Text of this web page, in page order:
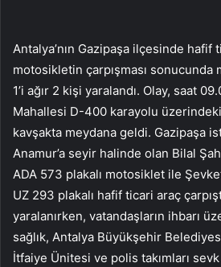
Antalya’nın Gazipaşa ilçesinde hafif
motosikletin çarpışması sonucunda
1’i ağır 2 kişi yaralandı. Olay, saat
Mahallesi D-400 karayolu
kavşakta meydana geldi. Gazipaşa
Anamur’a seyir halinde olan Bilal
ADA 573 plakalı motosiklet ile
UZ 293 plakalı hafif ticari araç
yaralanırken, vatandaşların ihbarı
sağlık, Antalya Büyükşehir
İtfaiye Ünitesi ve polis takımları sevk